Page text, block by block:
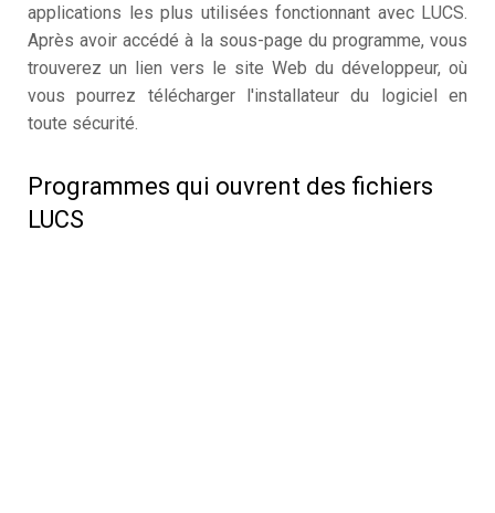
applications les plus utilisées fonctionnant avec LUCS.
Après avoir accédé à la sous-page du programme, vous
trouverez un lien vers le site Web du développeur, où
vous pourrez télécharger l'installateur du logiciel en
toute sécurité.
Programmes qui ouvrent des fichiers
LUCS